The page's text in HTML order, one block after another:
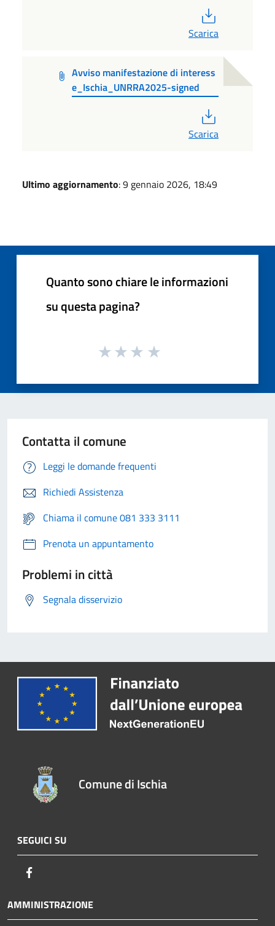
Scarica
Avviso manifestazione di interess
e_Ischia_UNRRA2025-signed
Scarica
Ultimo aggiornamento: 9 gennaio 2026, 18:49
Quanto sono chiare le informazioni
su questa pagina?
Contatta il comune
Leggi le domande frequenti
Richiedi Assistenza
Chiama il comune 081 333 3111
Prenota un appuntamento
Problemi in città
Segnala disservizio
Comune di Ischia
SEGUICI SU
AMMINISTRAZIONE